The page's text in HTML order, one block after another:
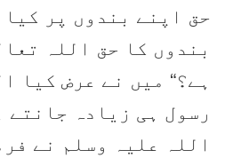
حق اپنے بندوں پر کیا
بندوں کا حق اللہ
ہے؟“ میں نے عرض کیا
رسول ہی زیادہ جانتے
اللہ علیہ وسلم نے